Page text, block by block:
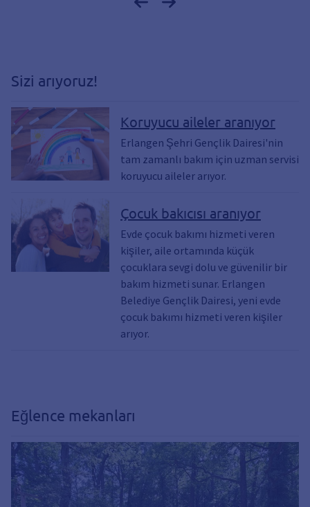
Sizi arıyoruz!
Koruyucu aileler aranıyor
Erlangen Şehri Gençlik Dairesi'nin
tam zamanlı bakım için uzman servisi
koruyucu aileler arıyor.
Çocuk bakıcısı aranıyor
Evde çocuk bakımı hizmeti veren
kişiler, aile ortamında küçük
çocuklara sevgi dolu ve güvenilir bir
bakım hizmeti sunar. Erlangen
Belediye Gençlik Dairesi, yeni evde
çocuk bakımı hizmeti veren kişiler
arıyor.
Eğlence mekanları